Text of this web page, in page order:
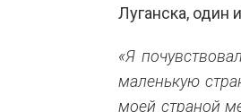
Луганска, один
«Я
маленькую
моей страной